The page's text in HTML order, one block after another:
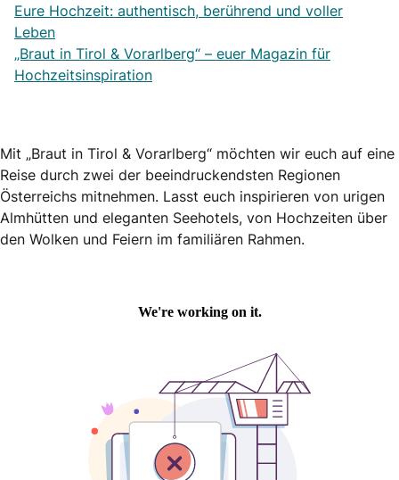
Eure Hochzeit: authentisch, berührend und voller
Leben
„Braut in Tirol & Vorarlberg“ – euer Magazin für
Hochzeitsinspiration
Mit „Braut in Tirol & Vorarlberg“ möchten wir euch auf eine
Reise durch zwei der beeindruckendsten Regionen
Österreichs mitnehmen. Lasst euch inspirieren von urigen
Almhütten und eleganten Seehotels, von Hochzeiten über
den Wolken und Feiern im familiären Rahmen.